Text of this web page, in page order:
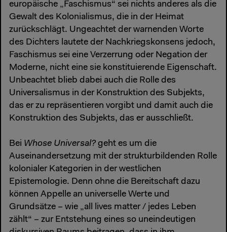
europäische „Faschismus“ sei nichts anderes als die
Gewalt des Kolonialismus, die in der Heimat
zurückschlägt. Ungeachtet der warnenden Worte
des Dichters lautete der Nachkriegskonsens jedoch,
Faschismus sei eine Verzerrung oder Negation der
Moderne, nicht eine sie konstituierende Eigenschaft.
Unbeachtet blieb dabei auch die Rolle des
Universalismus in der Konstruktion des Subjekts,
das er zu repräsentieren vorgibt und damit auch die
Konstruktion des Subjekts, das er ausschließt.
Bei Whose Universal? geht es um die
Auseinandersetzung mit der strukturbildenden Rolle
kolonialer Kategorien in der westlichen
Epistemologie. Denn ohne die Bereitschaft dazu
können Appelle an universelle Werte und
Grundsätze – wie „all lives matter / jedes Leben
zählt“ – zur Entstehung eines so uneindeutigen